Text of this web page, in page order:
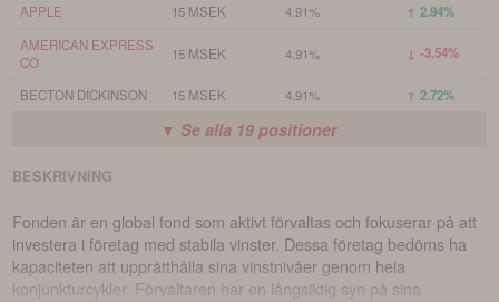
APPLE 15 MSEK 4.91% ↑ 2.94%
AMERICAN EXPRESS
CO
15 MSEK 4.91% ↓ -3.54%
BECTON DICKINSON 15 MSEK 4.91% ↑ 2.72%
▼ Se alla 19 positioner
BESKRIVNING
Fonden är en global fond som aktivt förvaltas och fokuserar på att
investera i företag med stabila vinster. Dessa företag bedöms ha
kapaciteten att upprätthålla sina vinstnivåer genom hela
konjunkturcykler. Förvaltaren har en långsiktig syn på sina